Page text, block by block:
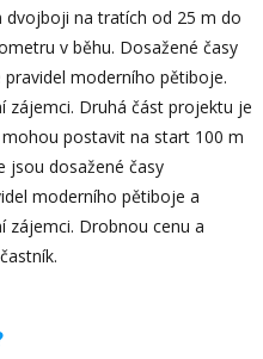
na tratích od 25 m do
v běhu. Dosažené časy
moderního pětiboje.
zájemci. Druhá část projektu je
postavit na start 100 m
jsou dosažené časy
moderního pětiboje a
zájemci. Drobnou cenu a